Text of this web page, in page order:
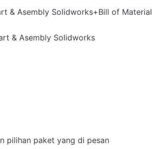
& Asembly Solidworks+Bill of Material
& Asembly Solidworks
pilihan paket yang di pesan